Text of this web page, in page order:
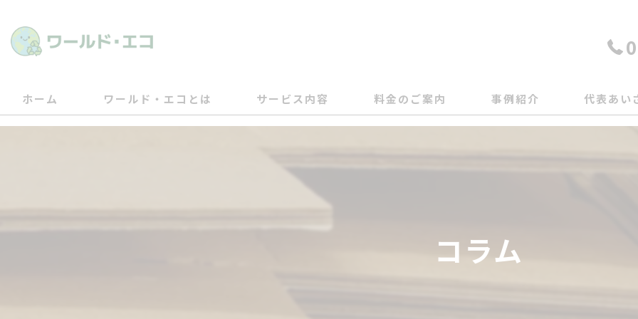
ホーム ワールド・エコとは サービス内容 料金のご案内 事例紹介 代表あい
コラム